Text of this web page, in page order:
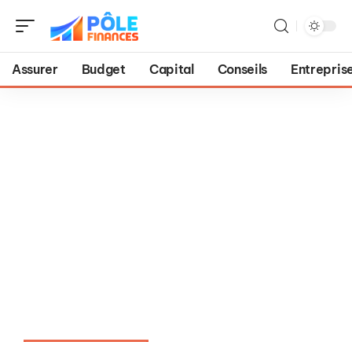
Assurer Budget Capital Conseils